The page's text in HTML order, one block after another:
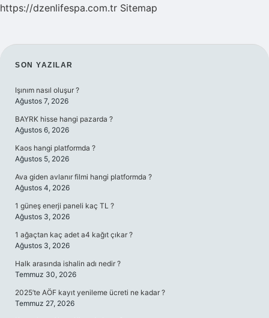
https://dzenlifespa.com.tr Sitemap
SIDEBAR
SON YAZILAR
Işınım nasıl oluşur ?
Ağustos 7, 2026
BAYRK hisse hangi pazarda ?
Ağustos 6, 2026
Kaos hangi platformda ?
Ağustos 5, 2026
Ava giden avlanır filmi hangi platformda ?
Ağustos 4, 2026
1 güneş enerji paneli kaç TL ?
Ağustos 3, 2026
1 ağaçtan kaç adet a4 kağıt çıkar ?
Ağustos 3, 2026
Halk arasında ishalin adı nedir ?
Temmuz 30, 2026
2025’te AÖF kayıt yenileme ücreti ne kadar ?
Temmuz 27, 2026